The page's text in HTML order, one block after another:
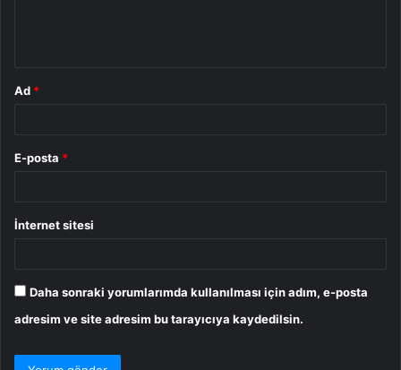
Ad *
E-posta *
İnternet sitesi
Daha sonraki yorumlarımda kullanılması için adım, e-posta
adresim ve site adresim bu tarayıcıya kaydedilsin.